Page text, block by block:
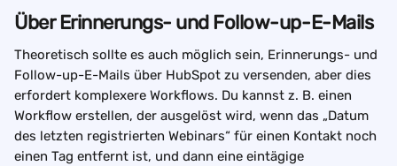
Über Erinnerungs- und Follow-up-E-Mails
Theoretisch sollte es auch möglich sein, Erinnerungs- und
Follow-up-E-Mails über HubSpot zu versenden, aber dies
erfordert komplexere Workflows. Du kannst z. B. einen
Workflow erstellen, der ausgelöst wird, wenn das „Datum
des letzten registrierten Webinars“ für einen Kontakt noch
einen Tag entfernt ist, und dann eine eintägige